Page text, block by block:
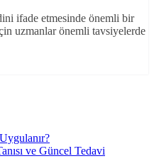
ifade etmesinde önemli bir
uzmanlar önemli tavsiyelerde
ve Güncel Tedavi